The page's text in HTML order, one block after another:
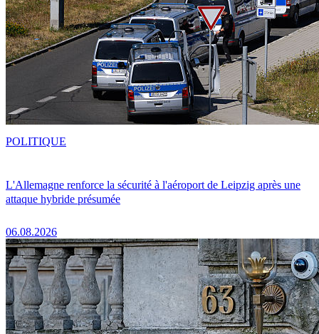
L'Allemagne renforce la sécurité à l'aéroport de Leipzig après une
attaque hybride présumée
06.08.2026
POLITIQUE